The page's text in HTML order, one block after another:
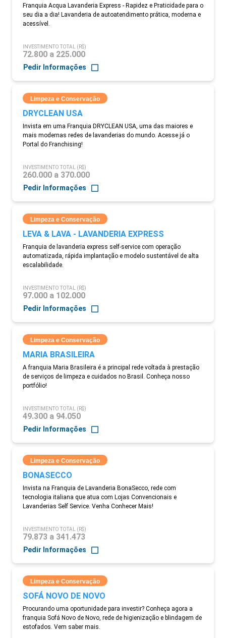
Franquia Acqua Lavanderia Express - Rapidez e Praticidade para o
seu dia a dia! Lavanderia de autoatendimento prática, moderna e
acessível.
INVESTIMENTO TOTAL (R$)
72.800 a 225.000
Pedir Informações
Limpeza e Conservação
DRYCLEAN USA
Invista em uma Franquia DRYCLEAN USA, uma das maiores e
mais modernas redes de lavanderias do mundo. Acesse já o
Portal do Franchising!
INVESTIMENTO TOTAL (R$)
260.000 a 370.000
Pedir Informações
Limpeza e Conservação
LEVA & LAVA - LAVANDERIA EXPRESS
Franquia de lavanderia express self-service com operação
automatizada, rápida implantação e modelo sustentável de alta
escalabilidade.
INVESTIMENTO TOTAL (R$)
97.000 a 102.000
Pedir Informações
Limpeza e Conservação
MARIA BRASILEIRA
A franquia Maria Brasileira é a principal rede voltada à prestação
de serviços de limpeza e cuidados no Brasil. Conheça nosso
portfólio!
INVESTIMENTO TOTAL (R$)
49.300 a 94.050
Pedir Informações
Limpeza e Conservação
BONASECCO
Invista na Franquia de Lavanderia BonaSecco, rede com
tecnologia italiana que atua com Lojas Convencionais e
Lavanderias Self Service. Venha Conhecer Mais!
INVESTIMENTO TOTAL (R$)
79.873 a 341.473
Pedir Informações
Limpeza e Conservação
SOFÁ NOVO DE NOVO
Procurando uma oportunidade para investir? Conheça agora a
franquia Sofá Novo de Novo, rede de higienização e blindagem de
estofados. Vem saber mais.